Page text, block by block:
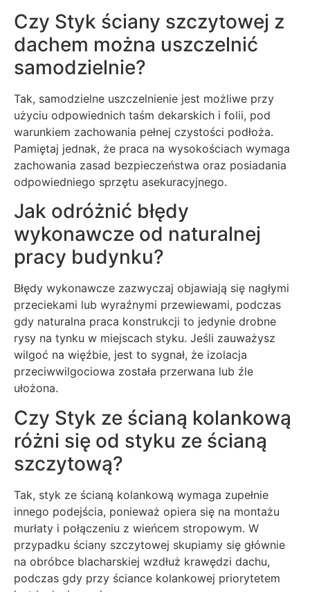
Czy Styk ściany szczytowej z
dachem można uszczelnić
samodzielnie?
Tak, samodzielne uszczelnienie jest możliwe przy
użyciu odpowiednich taśm dekarskich i folii, pod
warunkiem zachowania pełnej czystości podłoża.
Pamiętaj jednak, że praca na wysokościach wymaga
zachowania zasad bezpieczeństwa oraz posiadania
odpowiedniego sprzętu asekuracyjnego.
Jak odróżnić błędy
wykonawcze od naturalnej
pracy budynku?
Błędy wykonawcze zazwyczaj objawiają się nagłymi
przeciekami lub wyraźnymi przewiewami, podczas
gdy naturalna praca konstrukcji to jedynie drobne
rysy na tynku w miejscach styku. Jeśli zauważysz
wilgoć na więźbie, jest to sygnał, że izolacja
przeciwwilgociowa została przerwana lub źle
ułożona.
Czy Styk ze ścianą kolankową
różni się od styku ze ścianą
szczytową?
Tak, styk ze ścianą kolankową wymaga zupełnie
innego podejścia, ponieważ opiera się na montażu
murłaty i połączeniu z wieńcem stropowym. W
przypadku ściany szczytowej skupiamy się głównie
na obróbce blacharskiej wzdłuż krawędzi dachu,
podczas gdy przy ściance kolankowej priorytetem